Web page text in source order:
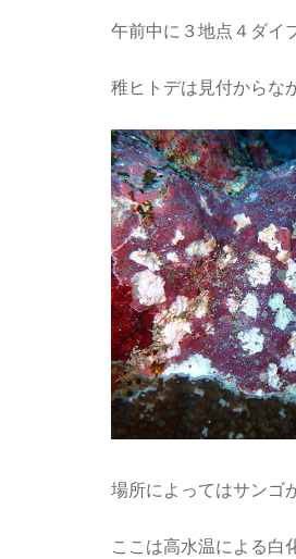
午前中に３地点４ダイブ
稚ヒトデは見付からな
場所によってはサンゴ
ここは高水温による白